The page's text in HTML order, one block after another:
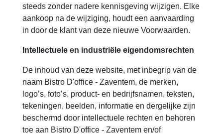
steeds zonder nadere kennisgeving wijzigen. Elke
aankoop na de wijziging, houdt een aanvaarding
in door de klant van deze nieuwe Voorwaarden.
Intellectuele en industriële eigendomsrechten
De inhoud van deze website, met inbegrip van de
naam Bistro D'office - Zaventem, de merken,
logo’s, foto’s, product- en bedrijfsnamen, teksten,
tekeningen, beelden, informatie en dergelijke zijn
beschermd door intellectuele rechten en behoren
toe aan Bistro D'office - Zaventem en/of